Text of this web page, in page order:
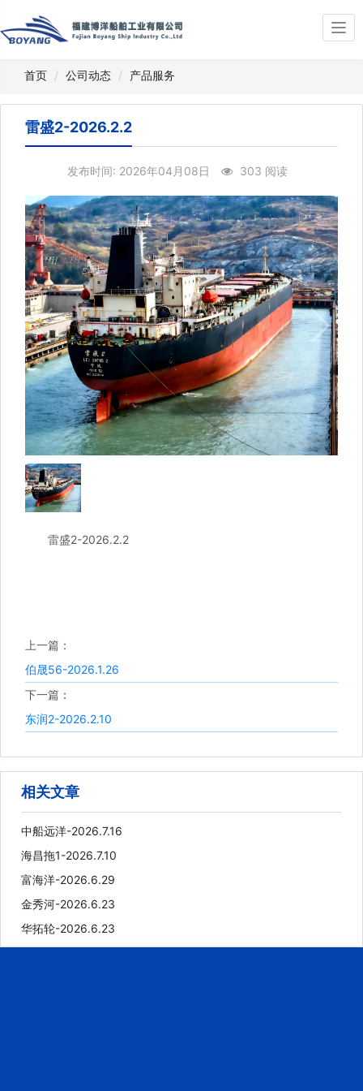
首页 公司动态 产品服务
雷盛2-2026.2.2
发布时间: 2026年04月08日 303 阅读
雷盛2-2026.2.2
上一篇：
伯晟56-2026.1.26
下一篇：
东润2-2026.2.10
相关文章
中船远洋-2026.7.16
海昌拖1-2026.7.10
富海洋-2026.6.29
金秀河-2026.6.23
华拓轮-2026.6.23